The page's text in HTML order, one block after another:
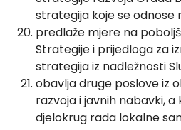
strategija koje se odnose
predlaže mjere na
Strategije i prijedloga za
strategija iz nadležnosti
obavlja druge poslove iz
razvoja i javnih nabavki, a
djelokrug rada lokalne